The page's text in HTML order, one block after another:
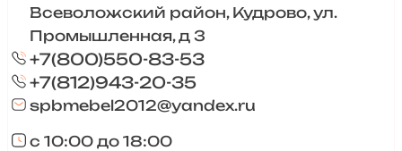
Всеволожский район, Кудрово, ул.
Промышленная, д 3
+7(800)550-83-53
+7(812)943-20-35
spbmebel2012@yandex.ru
с 10:00 до 18:00